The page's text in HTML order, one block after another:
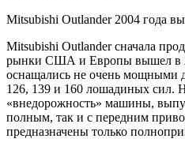
Mitsubishi Outlander 2004 года
Mitsubishi Outlander сначала
рынки США и Европы вышел в
оснащались не очень мощными
126, 139 и 160 лошадиных сил.
«внедорожность» машины,
полным, так и с передним
предназначены только